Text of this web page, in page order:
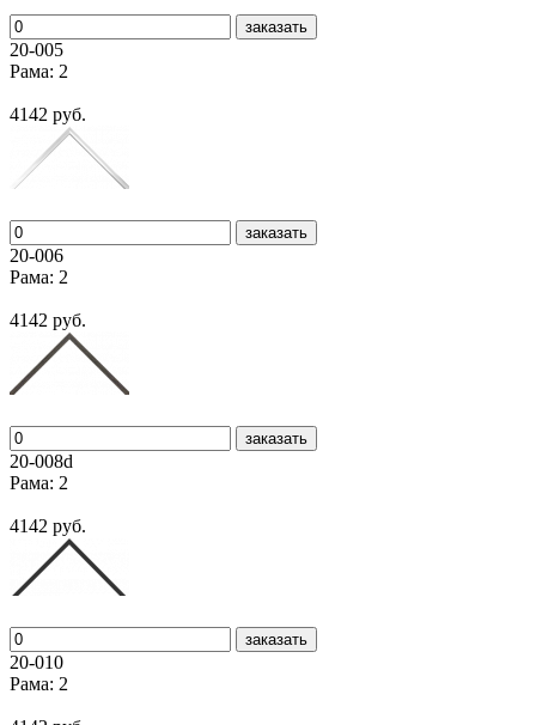
заказать
20-005
Рама: 2
4142 руб.
заказать
20-006
Рама: 2
4142 руб.
заказать
20-008d
Рама: 2
4142 руб.
заказать
20-010
Рама: 2